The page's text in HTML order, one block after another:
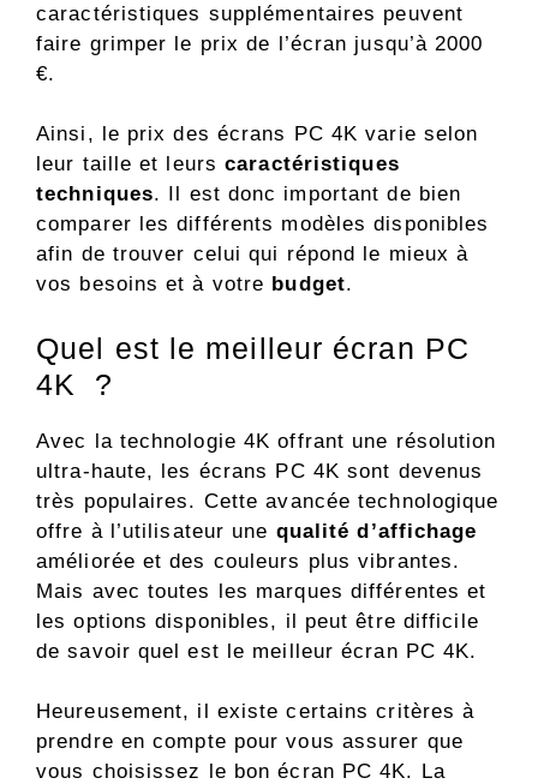
caractéristiques supplémentaires peuvent
faire grimper le prix de l’écran jusqu’à 2000
€.
Ainsi, le prix des écrans PC 4K varie selon
leur taille et leurscaractéristiques
techniques. Il est donc important de bien
comparer les différents modèles disponibles
afin de trouver celui qui répond le mieux à
vos besoins et à votre budget.
Quel est le meilleur écran PC
4K ?
Avec la technologie 4K offrant une résolution
ultra-haute, les écrans PC 4K sont devenus
très populaires. Cette avancée technologique
offre à l’utilisateur une qualité d’affichage
améliorée et des couleurs plus vibrantes.
Mais avec toutes les marques différentes et
les options disponibles, il peut être difficile
de savoir quel est le meilleur écran PC 4K.
Heureusement, il existe certains critères à
prendre en compte pour vous assurer que
vous choisissez le bon écran PC 4K. La